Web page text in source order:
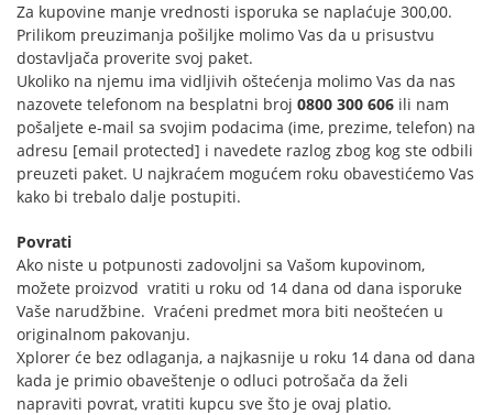
Za kupovine manje vrednosti isporuka se naplaćuje 300,00.
Prilikom preuzimanja pošiljke molimo Vas da u prisustvu
dostavljača proverite svoj paket.
Ukoliko na njemu ima vidljivih oštećenja molimo Vas da nas
nazovete telefonom na besplatni broj 0800 300 606 ili nam
pošaljete e-mail sa svojim podacima (ime, prezime, telefon) na
adresu [email protected] i navedete razlog zbog kog ste odbili
preuzeti paket. U najkraćem mogućem roku obavestićemo Vas
kako bi trebalo dalje postupiti.
Povrati
Ako niste u potpunosti zadovoljni sa Vašom kupovinom,
možete proizvod vratiti u roku od 14 dana od dana isporuke
Vaše narudžbine. Vraćeni predmet mora biti neoštećen u
originalnom pakovanju.
Xplorer će bez odlaganja, a najkasnije u roku 14 dana od dana
kada je primio obaveštenje o odluci potrošača da želi
napraviti povrat, vratiti kupcu sve što je ovaj platio.